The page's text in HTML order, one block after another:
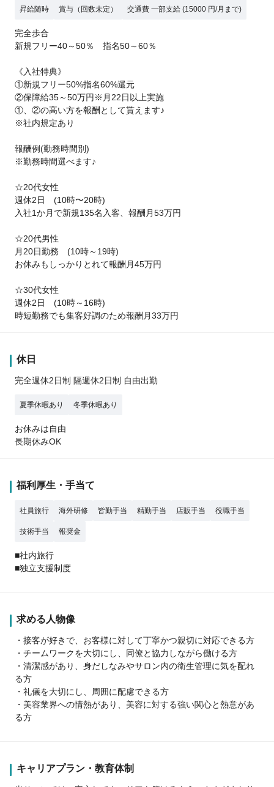
昇給随時 賞与（回数未定） 交通費 一部支給 (15000 円/月まで)
完全歩合
新規フリー40～50％ 指名50～60％
《入社特典》
①新規フリー50%指名60%還元
②保障給35～50万円※月22日以上実施
①、②の高い方を報酬として貰えます♪
※社内規定あり
報酬例(勤務時間別)
※勤務時間選べます♪
☆20代女性
週休2日 (10時〜20時)
入社1か月で新規135名入客、報酬月53万円
☆20代男性
月20日勤務 (10時～19時)
お休みもしっかりとれて報酬月45万円
☆30代女性
週休2日 (10時～16時)
時短勤務でも集客好調のため報酬月33万円
休日
完全週休2日制 隔週休2日制 自由出勤
夏季休暇あり 冬季休暇あり
お休みは自由
長期休みOK
福利厚生・手当て
社員旅行 海外研修 皆勤手当 精勤手当 店販手当 役職手当
技術手当 報奨金
■社内旅行
■独立支援制度
求める人物像
・接客が好きで、お客様に対して丁寧かつ親切に対応できる方
・チームワークを大切にし、同僚と協力しながら働ける方
・清潔感があり、身だしなみやサロン内の衛生管理に気を配れ
る方
・礼儀を大切にし、周囲に配慮できる方
・美容業界への情熱があり、美容に対する強い関心と熱意があ
る方
キャリアプラン・教育体制